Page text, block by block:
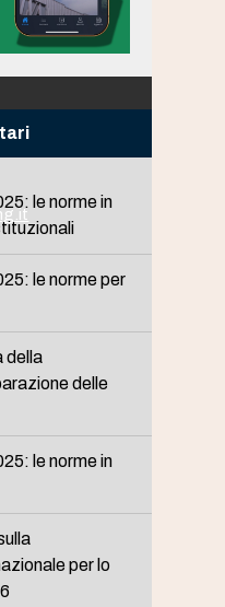
le norme in
le norme per
della
delle
le norme in
per lo